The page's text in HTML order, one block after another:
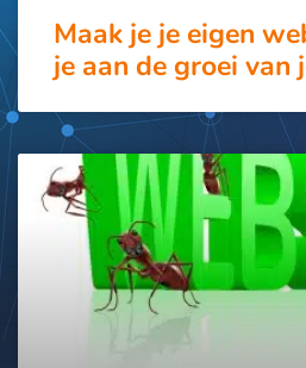
Maak je je eigen
je aan de groei van